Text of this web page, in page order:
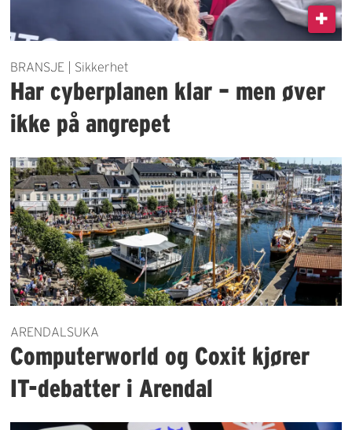
BRANSJE | Sikkerhet
Har cyberplanen klar – men øver
ikke på angrepet
ARENDALSUKA
Computerworld og Coxit kjører
IT-debatter i Arendal